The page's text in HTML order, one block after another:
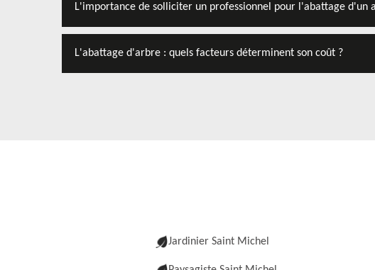
L'importance de solliciter un professionnel pour l'abattage d'un
L'abattage d'arbre : quels facteurs déterminent son coût ?
Jardinier Saint Michel